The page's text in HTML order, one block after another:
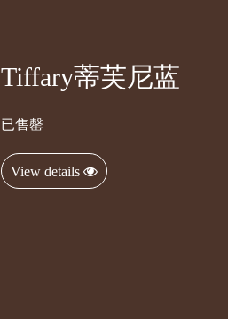
Tiffary蒂芙尼蓝
已售罄
View details